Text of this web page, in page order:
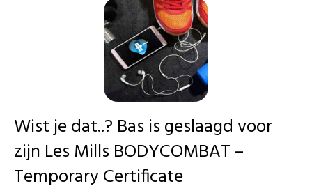
Wist je dat..? Bas is geslaagd voor
zijn Les Mills BODYCOMBAT –
Temporary Certificate